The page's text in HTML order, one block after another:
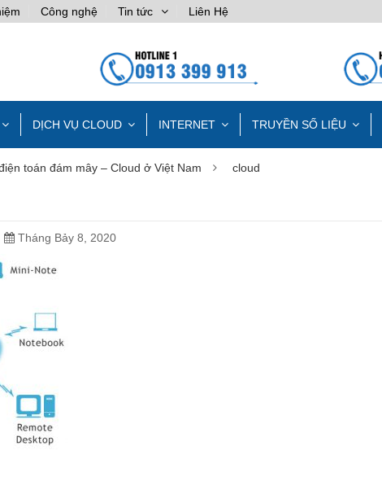
Công nghệ Tin tức Liên Hệ
DỊCH VỤ CLOUD INTERNET TRUYỀN SỐ LIỆU
toán đám mây – Cloud ở Việt Nam cloud
Tháng Bảy 8, 2020